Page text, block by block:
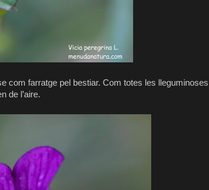
com farratge pel bestiar. Com totes les lleguminoses
de l’aire.